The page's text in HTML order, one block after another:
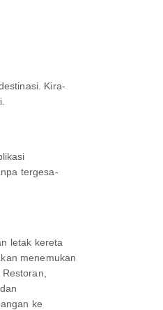
Kira-
tergesa-
letak kereta
menemukan
ke